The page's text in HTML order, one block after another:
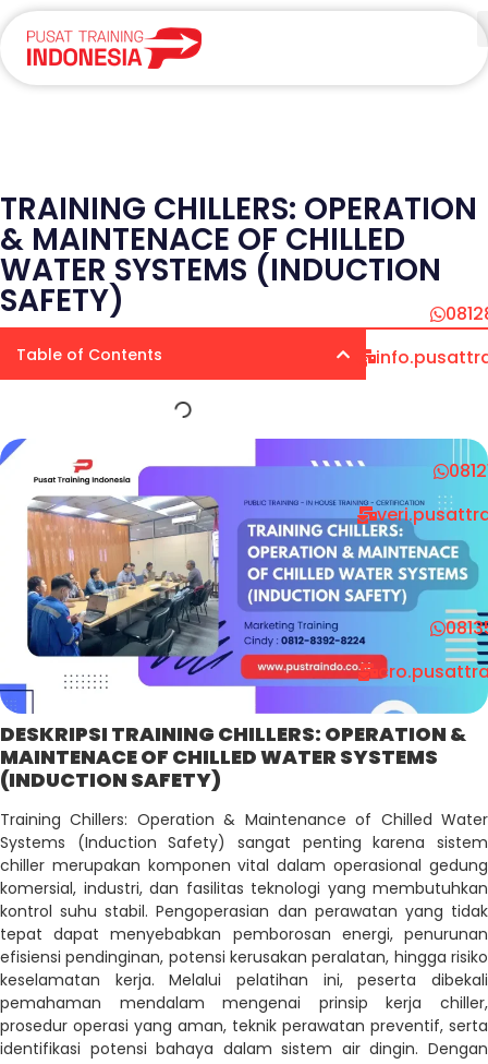
TRAINING CHILLERS: OPERATION
& MAINTENACE OF CHILLED
WATER SYSTEMS (INDUCTION
SAFETY)
Table of Contents
DESKRIPSI TRAINING CHILLERS: OPERATION &
MAINTENACE OF CHILLED WATER SYSTEMS
(INDUCTION SAFETY)
Training Chillers: Operation & Maintenance of Chilled Water
Systems (Induction Safety) sangat penting karena sistem
chiller merupakan komponen vital dalam operasional gedung
komersial, industri, dan fasilitas teknologi yang membutuhkan
kontrol suhu stabil. Pengoperasian dan perawatan yang tidak
tepat dapat menyebabkan pemborosan energi, penurunan
efisiensi pendinginan, potensi kerusakan peralatan, hingga risiko
keselamatan kerja. Melalui pelatihan ini, peserta dibekali
pemahaman mendalam mengenai prinsip kerja chiller,
prosedur operasi yang aman, teknik perawatan preventif, serta
identifikasi potensi bahaya dalam sistem air dingin. Dengan